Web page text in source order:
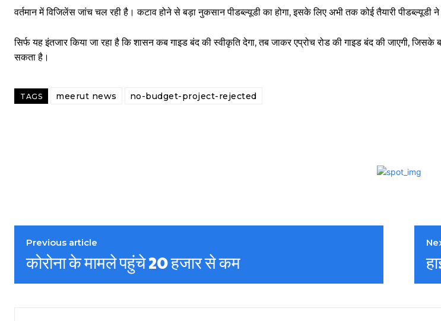
वर्तमान में विजिलेंस जांच चल रही है। कटाव होने से बड़ा नुकसान पीडब्ल्यूडी का होगा, इसके लिए अभी तक कोई तैयारी पीडब्ल्यूडी ने
सिर्फ यह इंतजार किया जा रहा है कि शासन कब गाइड बंद की स्वीकृति देगा, तब जाकर एप्रोच रोड की गाइड बंद की जाएगी, जिसके
सकता है।
TAGS meerut news no-budget-project-rejected
Previous article
कोरोना के मामले पहुंचे 20 हजार से कम